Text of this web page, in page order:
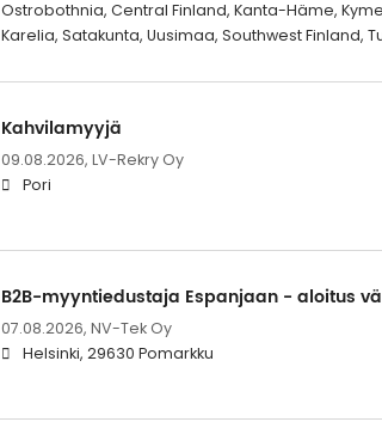
Ostrobothnia, Central Finland, Kanta-Häme,
Karelia, Satakunta, Uusimaa, Southwest Finland,
Kahvilamyyjä
09.08.2026, LV-Rekry Oy
Pori
B2B-myyntiedustaja Espanjaan - aloitus
07.08.2026, NV-Tek Oy
Helsinki, 29630 Pomarkku